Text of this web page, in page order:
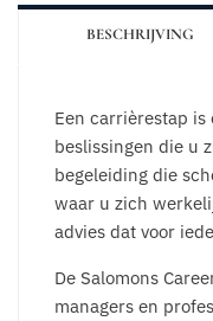
BESCHRIJVING
Een carrièrestap
beslissingen die u
begeleiding die
waar u zich
advies dat voor
De Salomons
managers en